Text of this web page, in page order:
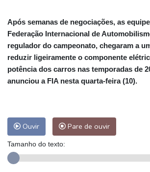
Após semanas de negociações, as
Federação Internacional de
regulador do campeonato, chegaram a
reduzir ligeiramente o componente
potência dos carros nas temporadas de
anunciou a FIA nesta quarta-feira (10).
Ouvir Pare de ouvir
Tamanho do texto: